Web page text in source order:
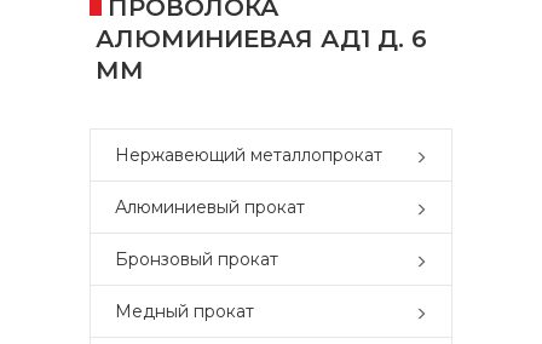
ПРОВОЛОКА
АЛЮМИНИЕВАЯ АД1 Д. 6
ММ
Нержавеющий металлопрокат
Алюминиевый прокат
Бронзовый прокат
Медный прокат